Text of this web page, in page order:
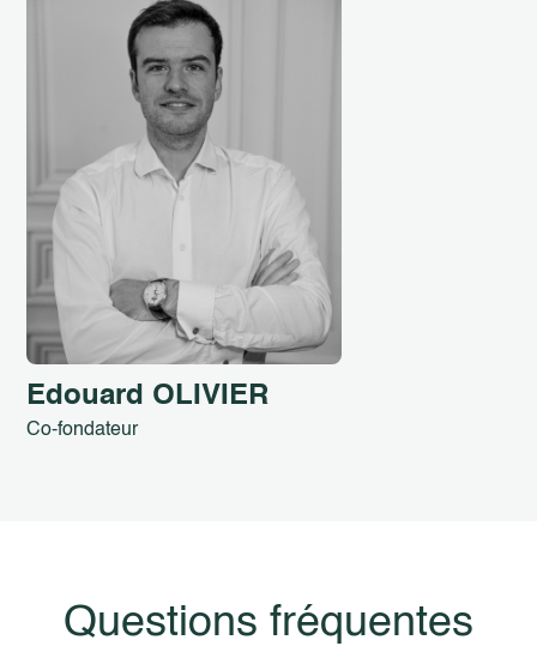
“Nous avons créé CPA Partner pour apporter à nos
client une très forte expertise métier dans leurs
recrutements là où il en manquait.”
Edouard OLIVIER
Co-fondateur
“Chaque recrutement est unique, et c’est ce qui me plait
dans ce métier. Avant chaque mission, j’échange avec
Questions fréquentes